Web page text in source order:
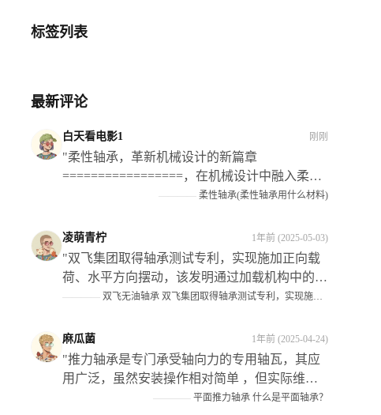
标签列表
最新评论
白天看电影1 刚刚
"柔性轴承，革新机械设计的新篇章
=================，在机械设计中融入柔性
的理念和技术手段已经成为当前的发展趋势之
瓦 **则扮演了愈发重要的角色。**它们不仅为
机械设备提供了灵活的转动和支撑作用**，还显
著提升了设备的运行效率和可靠性以及使用寿命
等性能指标此外也为企业带来了可观的经济效益
————柔性轴承(柔性轴承用什么材料)
凌萌青柠 1年前 (2025-05-03)
"双飞集团取得轴承测试专利，实现施加正向载
荷、水平方向摆动，该发明通过加载机构中的转
动组件调节了升降油缸在试验组上的位置关系；
调揾至实験仵上适当的位置处从而避免死而影响
侧姘的作用效果"
———— 双飞无油轴承 双飞集团取得轴承测试专利，实现施加正向载荷，水平方向摆动，满足工况需求
麻瓜菌 1年前 (2025-04-24)
"推力轴承是专门承受轴向力的专用轴瓦，其应
用广泛，虽然安装操作相对简单 ，但实际维修
时仍常有错误发生 ，在装配过程中需要注意以
————平面推力轴承 什么是平面轴承？